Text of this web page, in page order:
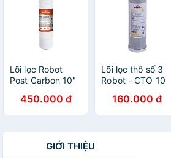
Lõi lọc Robot
Post Carbon 10"
Khối - Korea) -
Hàng chính hãng
450.000 đ
Lõi lọc thô số 3
Robot - CTO 10
Hàng chính hãng
160.000 đ
GIỚI THIỆU